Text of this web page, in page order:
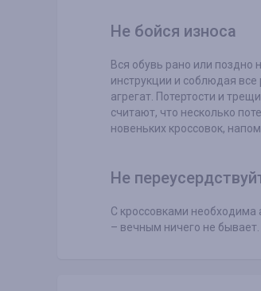
Не бойся износа
Вся обувь рано или
инструкции и соблюдая
агрегат. Потертости и
считают, что несколько
новеньких кроссовок,
Не
С кроссовками необходима
– вечным ничего не бывает.